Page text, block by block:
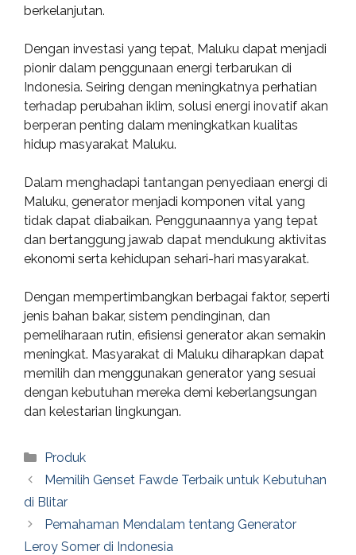
berkelanjutan.
Dengan investasi yang tepat, Maluku dapat menjadi
pionir dalam penggunaan energi terbarukan di
Indonesia. Seiring dengan meningkatnya perhatian
terhadap perubahan iklim, solusi energi inovatif akan
berperan penting dalam meningkatkan kualitas
hidup masyarakat Maluku.
Dalam menghadapi tantangan penyediaan energi di
Maluku, generator menjadi komponen vital yang
tidak dapat diabaikan. Penggunaannya yang tepat
dan bertanggung jawab dapat mendukung aktivitas
ekonomi serta kehidupan sehari-hari masyarakat.
Dengan mempertimbangkan berbagai faktor, seperti
jenis bahan bakar, sistem pendinginan, dan
pemeliharaan rutin, efisiensi generator akan semakin
meningkat. Masyarakat di Maluku diharapkan dapat
memilih dan menggunakan generator yang sesuai
dengan kebutuhan mereka demi keberlangsungan
dan kelestarian lingkungan.
Categories
Produk
Memilih Genset Fawde Terbaik untuk Kebutuhan
di Blitar
Pemahaman Mendalam tentang Generator
Leroy Somer di Indonesia